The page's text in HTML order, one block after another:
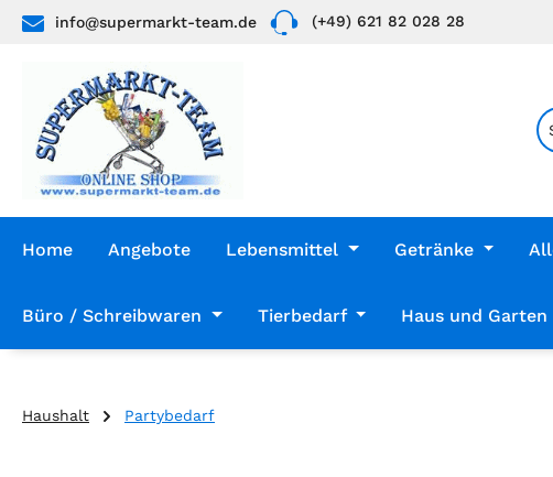
Hauptinhalt springen
Zur Suche springen
Zur Hauptnavigation springen
info@supermarkt-team.de (+49) 621 82 028 28
Home Angebote Lebensmittel Getränke
Büro / Schreibwaren Tierbedarf Haus und Garten
Haushalt Partybedarf